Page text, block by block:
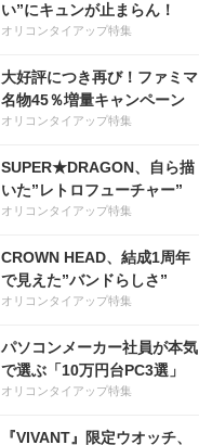
い”にキュンが止まらん！
オリコンタイアップ特集
大好評につき再び！ファミマ
名物45％増量キャンペーン
オリコンタイアップ特集
SUPER★DRAGON、自ら描
いた”レトロフューチャー”
オリコンタイアップ特集
CROWN HEAD、結成1周年
で見えた”バンドらしさ”
オリコンタイアップ特集
パソコンメーカー社員が本気
で選ぶ「10万円台PC3選」
オリコンタイアップ特集
『VIVANT』限定ウオッチ、